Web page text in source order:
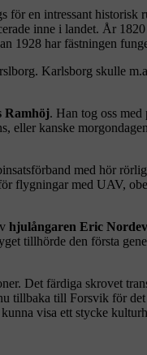
en intressant
inne i landet. År
1928 har fästningen
Karlsborg skulle
Ramhöj. Han tog oss med
kanske
med hör
flygningar med UAV,
hjulångaren Eric
tillhörde den första
Det färdiga skrovet
tillbaka till Forsvik för
visa ett stycke